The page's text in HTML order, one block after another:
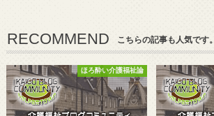
RECOMMEND こちらの記事も人気です。
ほろ酔い介護福祉論